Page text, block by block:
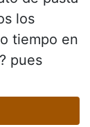
los
tiempo en
pues